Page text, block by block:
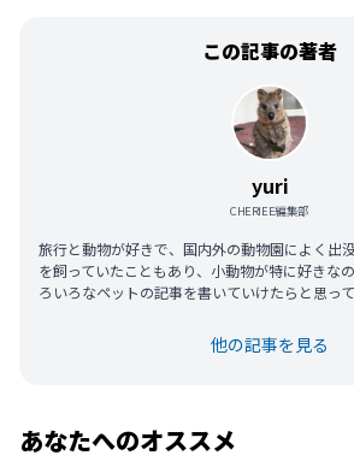
この記事の著者
yuri
CHERIEE編集部
旅行と動物が好きで、国内外の動物園によく出
を飼っていたこともあり、小動物が特に好きな
ろいろなペットの記事を書いていけたらと思って
他の記事を見る
あなたへのオススメ